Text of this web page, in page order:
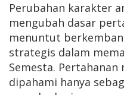
Perubahan karakter
mengubah dasar
menuntut
strategis dalam
Semesta.
dipahami hanya